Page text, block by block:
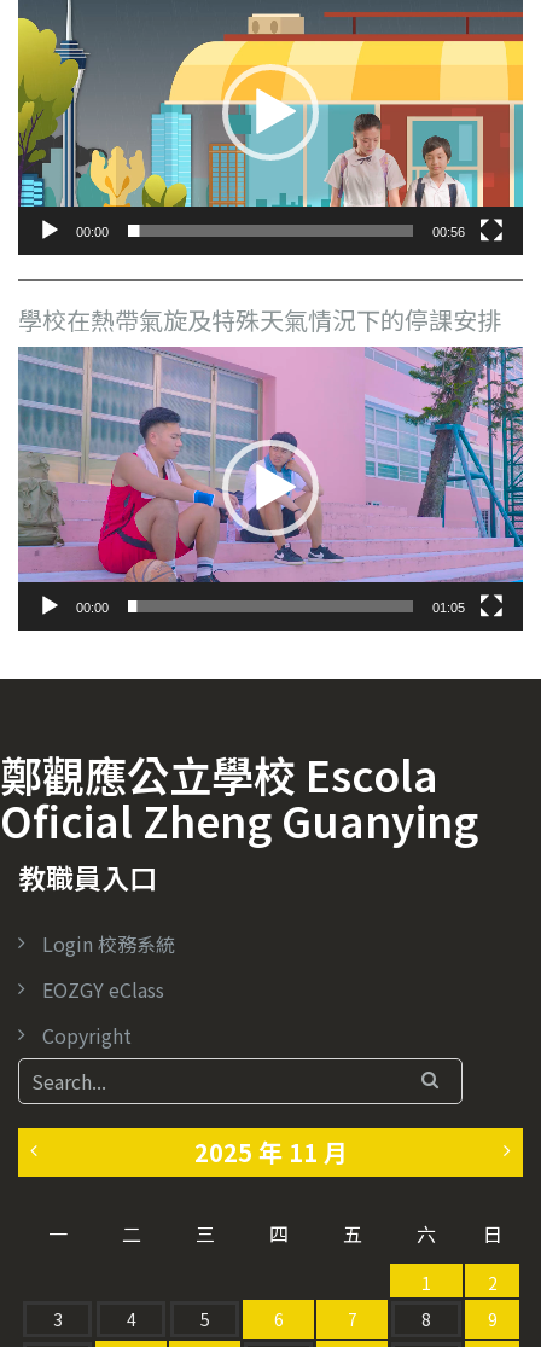
訊
放
器
00:00 00:56
學校在熱帶氣旋及特殊天氣情況下的停課安排
視
訊
播
放
器
00:00 01:05
鄭觀應公立學校 Escola
Oficial Zheng Guanying
教職員入口
Login 校務系統
EOZGY eClass
Copyright
2025 年 11 月
一 二 三 四 五 六 日
月
1
2
3
4 5 6 7 8 9